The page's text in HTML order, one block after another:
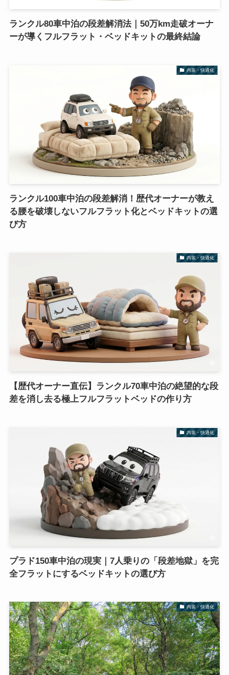
ランクル80車中泊の段差解消法｜50万km走破オーナ
ーが導くフルフラット・ベッドキットの最終結論
内装・快適化
ランクル100車中泊の段差解消！歴代オーナーが教え
る腰を破壊しないフルフラット化とベッドキットの選
び方
内装・快適化
【歴代オーナー直伝】ランクル70車中泊の絶望的な段
差を消し去る極上フルフラットベッドの作り方
内装・快適化
プラド150車中泊の現実｜7人乗りの「段差地獄」を完
全フラットにするベッドキットの選び方
内装・快適化